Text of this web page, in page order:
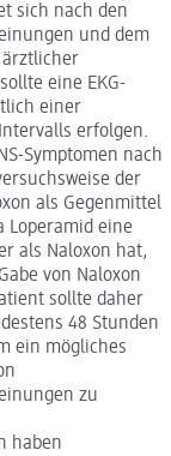
sich nach den
und dem
eine EKG-
einer
erfolgen.
Symptomen nach
der
als Gegenmittel
Loperamid eine
als Naloxon hat,
von Naloxon
sollte daher
48 Stunden
ein mögliches
zu
haben